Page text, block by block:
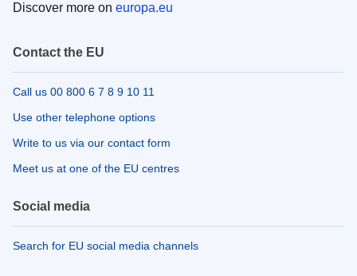
Discover more on europa.eu
Contact the EU
Call us 00 800 6 7 8 9 10 11
Use other telephone options
Write to us via our contact form
Meet us at one of the EU centres
Social media
Search for EU social media channels